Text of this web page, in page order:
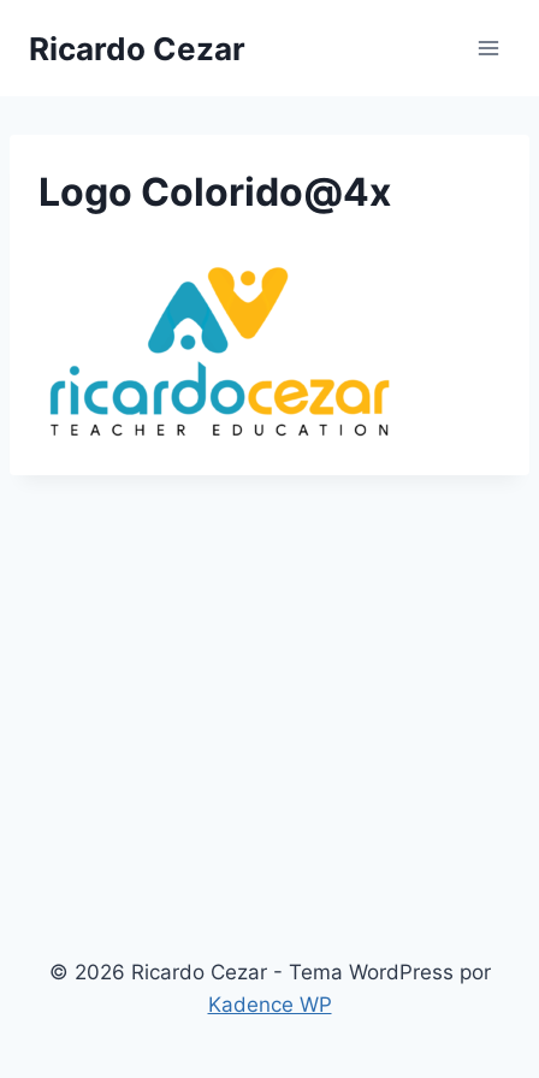
Ricardo Cezar
Logo Colorido@4x
© 2026 Ricardo Cezar - Tema WordPress por
Kadence WP